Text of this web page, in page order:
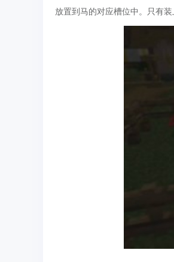
放置到马的对应槽位中。只有